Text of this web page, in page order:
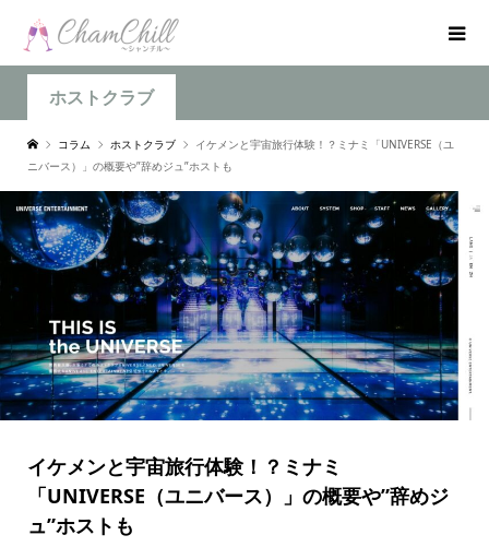
ホストクラブ
コラム ホストクラブ
イケメンと宇宙旅行体験！？ミナミ「UNIVERSE（ユ
ニバース）」の概要や”辞めジュ”ホストも
イケメンと宇宙旅行体験！？ミナミ
「UNIVERSE（ユニバース）」の概要や”辞めジ
ュ”ホストも